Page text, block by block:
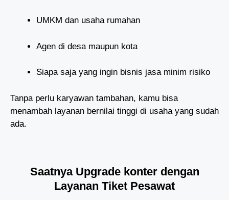
UMKM dan usaha rumahan
Agen di desa maupun kota
Siapa saja yang ingin bisnis jasa minim risiko
Tanpa perlu karyawan tambahan, kamu bisa
menambah layanan bernilai tinggi di usaha yang sudah
ada.
Saatnya Upgrade konter dengan
Layanan Tiket Pesawat